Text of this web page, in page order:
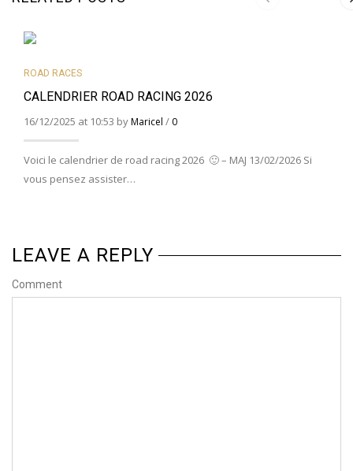
ROAD RACES
CALENDRIER ROAD RACING 2026
16/12/2025 at 10:53 byMaricel / 0
Voici le calendrier de road racing 2026 🙂 – MAJ 13/02/2026 Si
vous pensez assister…
LEAVE A REPLY
Comment